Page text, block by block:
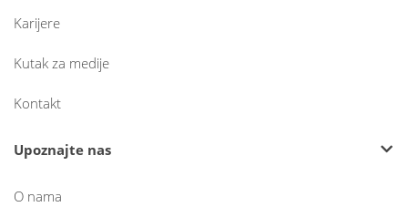
Karijere
Kutak za medije
Kontakt
Upoznajte nas
O nama